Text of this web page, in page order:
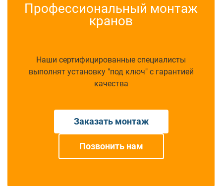
Профессиональный монтаж
кранов
Наши сертифицированные специалисты
выполнят установку "под ключ" с гарантией
качества
Заказать монтаж
Позвонить нам